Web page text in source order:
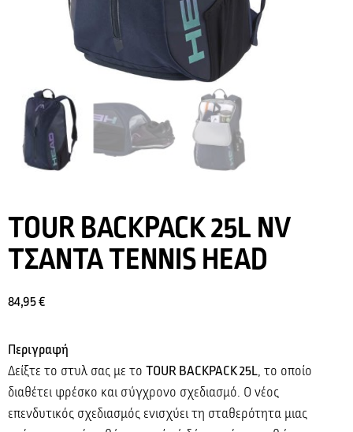
TOUR BACKPACK 25L NV
ΤΣΑΝΤΑ TENNIS HEAD
84,95€
Περιγραφή
Δείξτε το στυλ σας με το TOUR BACKPACK 25L, το οποίο
διαθέτει φρέσκο και σύγχρονο σχεδιασμό. Ο νέος
επενδυτικός σχεδιασμός ενισχύει τη σταθερότητα μιας